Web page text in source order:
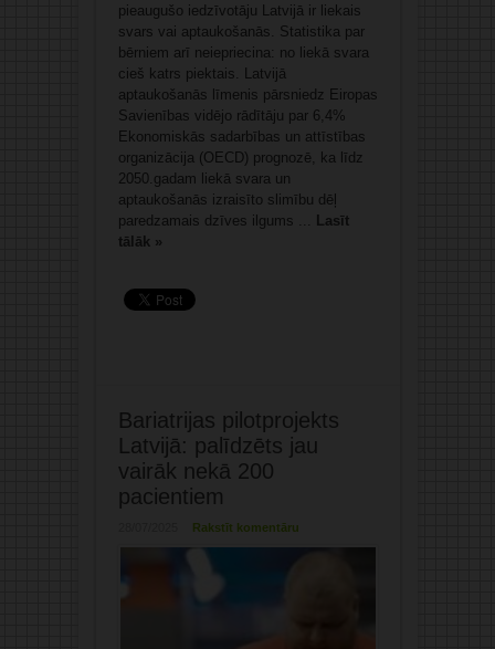
pieaugušo iedzīvotāju Latvijā ir liekais
svars vai aptaukošanās. Statistika par
bērniem arī neiepriecina: no liekā svara
cieš katrs piektais. Latvijā
aptaukošanās līmenis pārsniedz Eiropas
Savienības vidējo rādītāju par 6,4%
Ekonomiskās sadarbības un attīstības
organizācija (OECD) prognozē, ka līdz
2050.gadam liekā svara un
aptaukošanās izraisīto slimību dēļ
paredzamais dzīves ilgums ... Lasīt
tālāk »
Bariatrijas pilotprojekts
Latvijā: palīdzēts jau
vairāk nekā 200
pacientiem
Rakstīt komentāru